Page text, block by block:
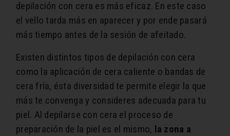
depilación con cera es más eficaz. En este caso
el vello tarda más en aparecer y por ende pasará
más tiempo antes de la sesión de afeitado.
Existen distintos tipos de depilación con cera
como la aplicación de cera caliente o bandas de
cera fría, ésta diversidad te permite elegir la que
más te convenga y consideres adecuada para tu
piel. Al depilarse con cera el proceso de
preparación de la piel es el mismo, la zona a